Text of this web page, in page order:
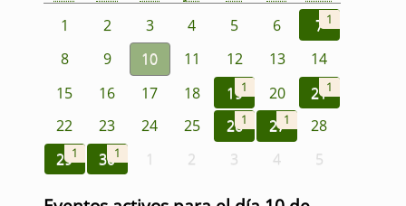
1 2 3 4 5 6 7 1
8 9 10 11 12 13
14
15
16 17 18 191 20 211
22 23 24 25 261 271
28
291 301 1 2 3 4 5